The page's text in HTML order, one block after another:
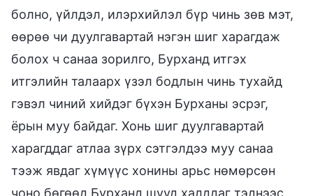
болно, үйлдэл, илэрхийлэл бүр чинь зөв мэт,
өөрөө чи дуулгавартай нэгэн шиг харагдаж
болох ч санаа зорилго, Бурханд итгэх
итгэлийн талаарх үзэл бодлын чинь тухайд
гэвэл чиний хийдэг бүхэн Бурханы эсрэг,
ёрын муу байдаг. Хонь шиг дуулгавартай
харагддаг атлаа зүрх сэтгэлдээ муу санаа
тээж явдаг хүмүүс хонины арьс нөмөрсөн
чоно бөгөөд Бурханд шууд халддаг тэднээс